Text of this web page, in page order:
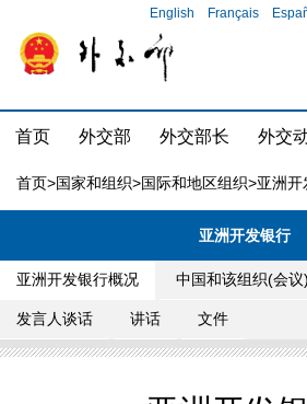
English Français
首页 外交部 外交部长 外交
首页>国家和组织>国际和地区组织>亚洲开
亚洲开发银行
亚洲开发银行概况 中国和该组织(会议
发言人谈话 讲话 文件